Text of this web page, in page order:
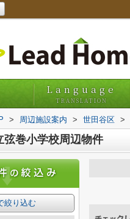
Language
TRANSLATION
> 周辺施設案内 > 世田谷区 >
弦巻小学校周辺物件
絞り込む